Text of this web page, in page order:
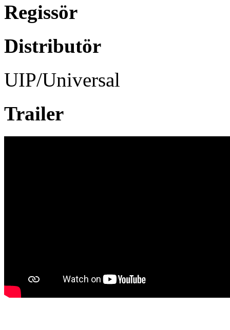
Regissör
Distributör
UIP/Universal
Trailer